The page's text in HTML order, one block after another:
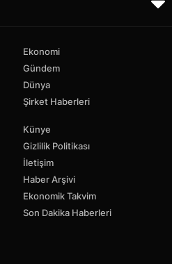
Ekonomi
Gündem
Dünya
Şirket Haberleri
Künye
Gizlilik Politikası
İletişim
Haber Arşivi
Ekonomik Takvim
Son Dakika Haberleri